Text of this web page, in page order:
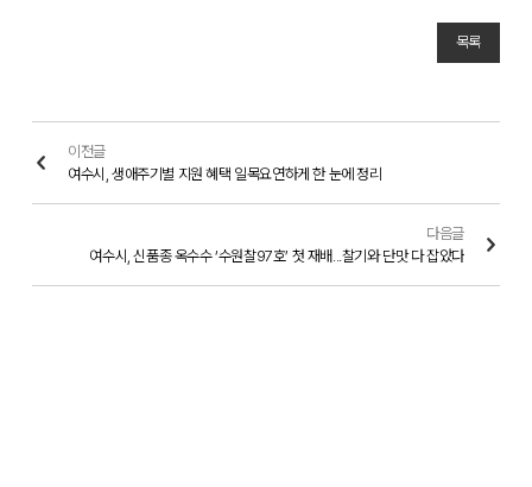
목록
이전글
여수시, 생애주기별 지원 혜택 일목요연하게 한 눈에 정리
다음글
여수시, 신품종 옥수수 ‘수원찰97호’ 첫 재배...찰기와 단맛 다 잡았다